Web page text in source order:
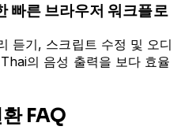
빠른 브라우저 워크플로
듣기, 스크립트 수정 및 오디
의 음성 출력을 보다 효율
FAQ